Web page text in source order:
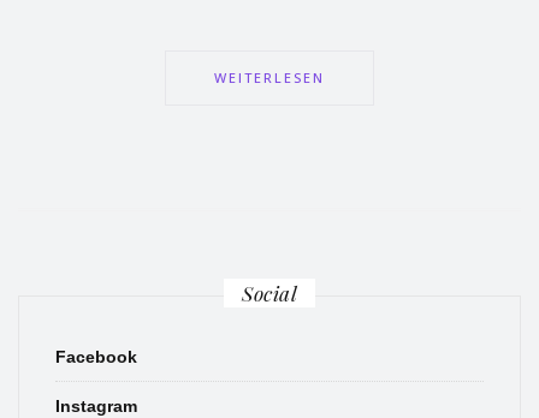
WEITERLESEN
Social
Facebook
Instagram